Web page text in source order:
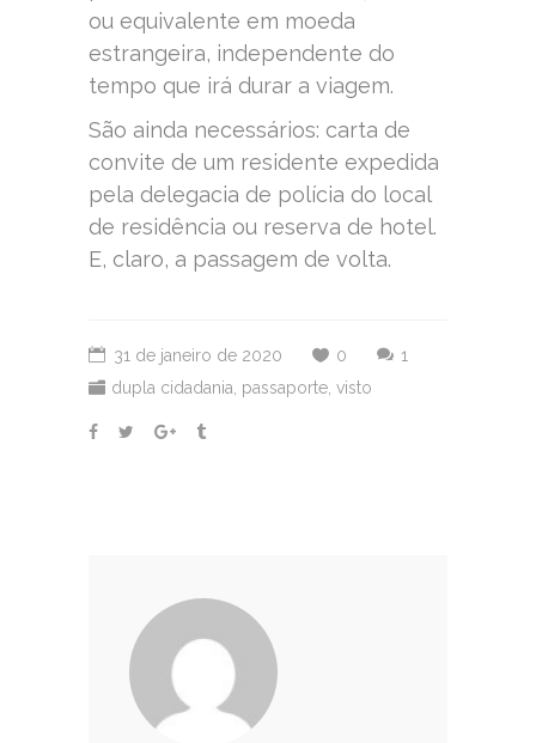
ou equivalente em moeda
estrangeira, independente do
tempo que irá durar a viagem.
São ainda necessários: carta de
convite de um residente expedida
pela delegacia de polícia do local
de residência ou reserva de hotel.
E, claro, a passagem de volta.
31 de janeiro de 2020 0
1
dupla cidadania passaporte visto